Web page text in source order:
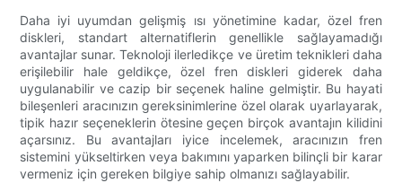
Daha iyi uyumdan gelişmiş ısı yönetimine kadar, özel fren
diskleri, standart alternatiflerin genellikle sağlayamadığı
avantajlar sunar. Teknoloji ilerledikçe ve üretim teknikleri daha
erişilebilir hale geldikçe, özel fren diskleri giderek daha
uygulanabilir ve cazip bir seçenek haline gelmiştir. Bu hayati
bileşenleri aracınızın gereksinimlerine özel olarak uyarlayarak,
tipik hazır seçeneklerin ötesine geçen birçok avantajın kilidini
açarsınız. Bu avantajları iyice incelemek, aracınızın fren
sistemini yükseltirken veya bakımını yaparken bilinçli bir karar
vermeniz için gereken bilgiye sahip olmanızı sağlayabilir.